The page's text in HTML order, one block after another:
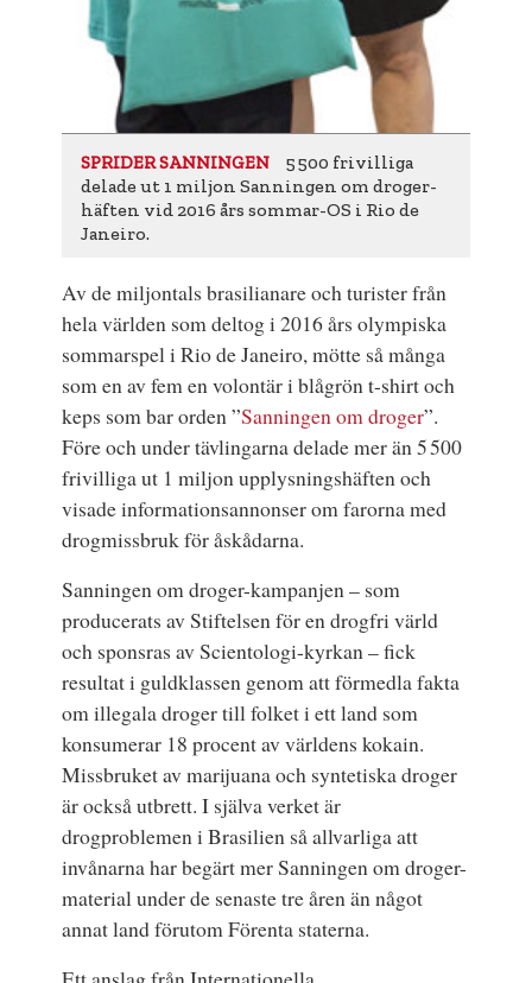
SPRIDER SANNINGEN
5 500 frivilliga
delade ut 1 miljon Sanningen om droger-
häften vid 2016 års sommar-OS i Rio de
Janeiro.
Av de miljontals brasilianare och turister från
hela världen som deltog i 2016 årsolympiska
sommarspel i Rio de Janeiro, mötte så många
som en av fem en volontär i blågrön t-shirt och
keps som bar orden ”Sanningen om droger”.
Före och under tävlingarna delade mer än 5 500
frivilliga ut 1 miljon upplysningshäften och
visade informationsannonser om farorna med
drogmissbruk för åskådarna.
Sanningen om droger-kampanjen – som
producerats av Stiftelsen för en drogfri värld
och sponsras av Scientologi-kyrkan – fick
resultat i guldklassen genom att förmedla fakta
om illegala droger till folket i ett land som
konsumerar 18 procent av världens kokain.
Missbruket av marijuana och syntetiska droger
är också utbrett. I själva verket är
drogproblemen i Brasilien så allvarliga att
invånarna har begärt mer Sanningen om droger-
material under de senaste tre åren än något
annat land förutom Förenta staterna.